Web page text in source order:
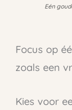
Eén
Focus op
zoals een
Kies voor